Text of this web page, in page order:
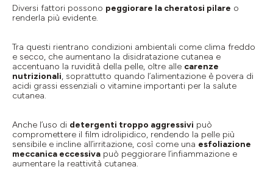
Diversi fattori possono peggiorare la cheratosi pilare o
renderla più evidente.
Tra questi rientrano condizioni ambientali come clima freddo
e secco, che aumentano la disidratazione cutanea e
accentuano la ruvidità della pelle, oltre alle carenze
nutrizionali, soprattutto quando l’alimentazione è povera di
acidi grassi essenziali o vitamine importanti per la salute
cutanea.
Anche l’uso di detergenti troppo aggressivi può
compromettere il film idrolipidico, rendendo la pelle più
sensibile e incline all’irritazione, così come una esfoliazione
meccanica eccessiva può peggiorare l’infiammazione e
aumentare la reattività cutanea.